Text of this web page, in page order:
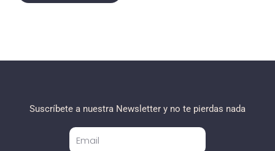
Suscríbete a nuestra Newsletter y no te pierdas nada